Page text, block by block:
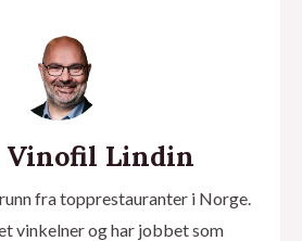
Vinofil Lindin
fra topprestauranter i Norge.
vinkelner og har jobbet som